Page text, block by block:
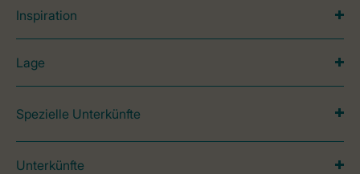
Inspiration
Lage
Spezielle Unterkünfte
Unterkünfte